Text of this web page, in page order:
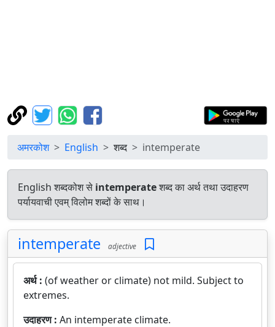
अमरकोश English शब्द intemperate
English शब्दकोश से intemperateशब्द का अर्थ तथा उदाहरण
पर्यायवाची एवम् विलोम शब्दों के साथ।
intemperate adjective
अर्थ : (of weather or climate) not mild. Subject to
extremes.
उदाहरण : An intemperate climate.